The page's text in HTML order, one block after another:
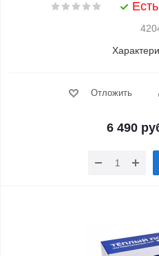
Отложить
6 490